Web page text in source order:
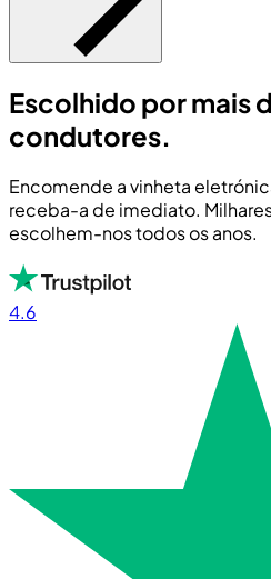
Escolhido por mais
condutores.
Encomende a vinheta
receba-a de imediato.
escolhem-nos todos os anos.
4.6